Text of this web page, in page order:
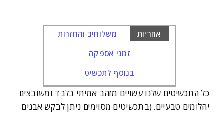
אחריות
משלוחים והחזרות
זמני אספקה
בנוסף לתכשיט
כל התכשיטים שלנו עשויים מזהב אמיתי בלבד ומשובצים
יהלומים טבעיים. (בתכשיטים מסוימים ניתן לבקש אבנים